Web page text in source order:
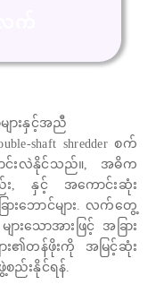
ားနှင့်အညီ
shaft shredder စက်
ာင်းလဲနိုင်သည်။, အဓိက
ည်း, နှင့် အကောင်းဆုံး
ားဘောင်များ. လက်တွေ့
းသောအားဖြင့် အခြား
း၏တန်ဖိုးကို အမြင့်ဆုံး
စည်းနိုင်ရန်.